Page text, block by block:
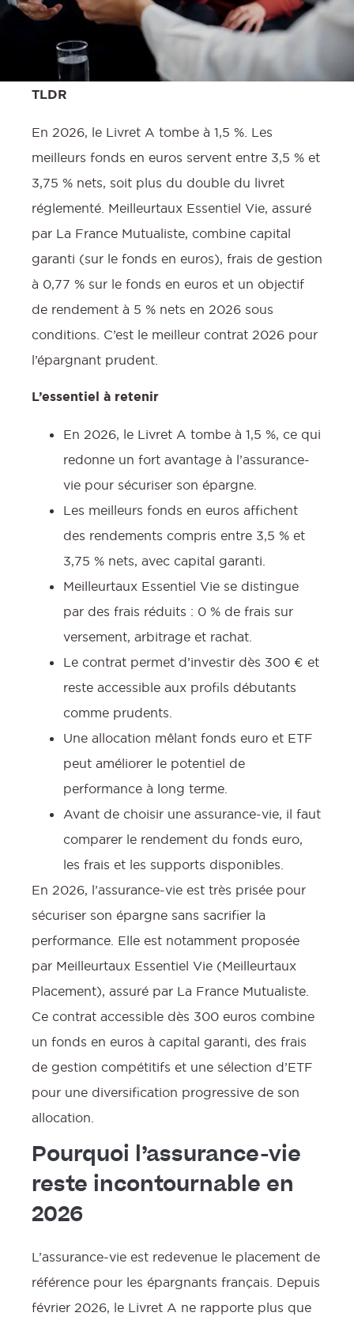
TLDR
En 2026, le Livret A tombe à 1,5 %. Les
meilleurs fonds en euros servent entre 3,5 % et
3,75 % nets, soit plus du double du livret
réglementé. Meilleurtaux Essentiel Vie, assuré
par La France Mutualiste, combine capital
garanti (sur le fonds en euros), frais de gestion
à 0,77 % sur le fonds en euros et un objectif
de rendement à 5 % nets en 2026 sous
conditions. C’est le meilleur contrat 2026 pour
l’épargnant prudent.
L’essentiel à retenir
En 2026, le Livret A tombe à 1,5 %, ce qui
redonne un fort avantage à l’assurance-
vie pour sécuriser son épargne.
Les meilleurs fonds en euros affichent
des rendements compris entre 3,5 % et
3,75 % nets, avec capital garanti.
Meilleurtaux Essentiel Vie se distingue
par des frais réduits : 0 % de frais sur
versement, arbitrage et rachat.
Le contrat permet d’investir dès 300 € et
reste accessible aux profils débutants
comme prudents.
Une allocation mêlant fonds euro et ETF
peut améliorer le potentiel de
performance à long terme.
Avant de choisir une assurance-vie, il faut
comparer le rendement du fonds euro,
les frais et les supports disponibles.
En 2026, l’assurance-vie est très prisée pour
sécuriser son épargne sans sacrifier la
performance. Elle est notamment proposée
par Meilleurtaux Essentiel Vie (Meilleurtaux
Placement), assuré par La France Mutualiste.
Ce contrat accessible dès 300 euros combine
un fonds en euros à capital garanti, des frais
de gestion compétitifs et une sélection d’ETF
pour une diversification progressive de son
allocation.
Pourquoi l’assurance-vie
reste incontournable en
2026
L’assurance-vie est redevenue le placement de
référence pour les épargnants français. Depuis
février 2026, le Livret A ne rapporte plus que